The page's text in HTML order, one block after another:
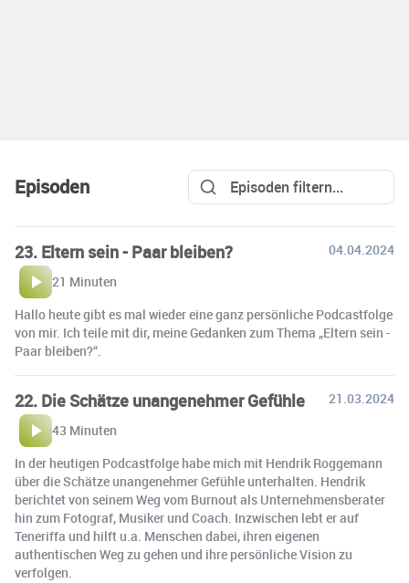
Episoden
23. Eltern sein - Paar bleiben?
04.04.2024
21 Minuten
Hallo heute gibt es mal wieder eine ganz persönliche Podcastfolge
von mir. Ich teile mit dir, meine Gedanken zum Thema „Eltern sein -
Paar bleiben?“.
22. Die Schätze unangenehmer Gefühle
21.03.2024
43 Minuten
In der heutigen Podcastfolge habe mich mit Hendrik Roggemann
über die Schätze unangenehmer Gefühle unterhalten. Hendrik
berichtet von seinem Weg vom Burnout als Unternehmensberater
hin zum Fotograf, Musiker und Coach. Inzwischen lebt er auf
Teneriffa und hilft u.a. Menschen dabei, ihren eigenen
authentischen Weg zu gehen und ihre persönliche Vision zu
verfolgen.